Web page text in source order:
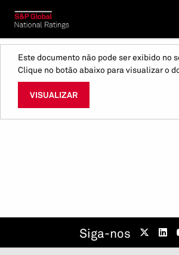
Este documento não pode ser exibido no
Clique no botão abaixo para visualizar o
VISUALIZAR
Siga-nos